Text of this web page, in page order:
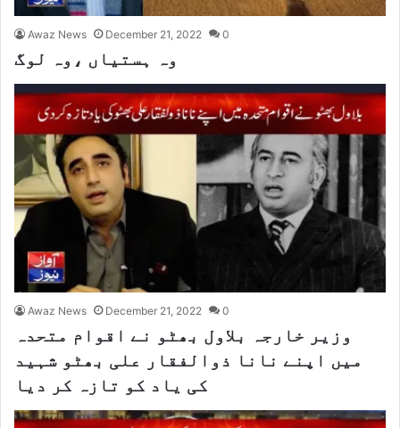
Awaz News December 21, 2022 0
وہ ہستیاں ،وہ لوگ
Awaz News December 21, 2022 0
وزیر خارجہ بلاول بھٹو نے اقوام متحدہ
میں اپنے نانا ذوالفقار علی بھٹو شہید
کی یاد کو تازہ کر دیا